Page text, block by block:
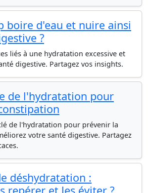
boire d'eau et nuire ainsi
?
liés à une hydratation excessive et
digestive. Partagez vos insights.
de l'hydratation pour
de l'hydratation pour prévenir la
votre santé digestive. Partagez
déshydratation :